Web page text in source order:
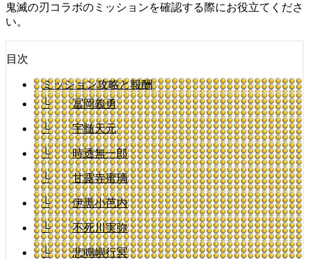
鬼滅の刃コラボのミッションを確認する際にお役立てくださ
い。
目次
ミッション攻略と報酬
└
冨岡義勇
└ 宇髄天元
└ 時透無一郎
└ 甘露寺蜜璃
└ 伊黒小芭内
└ 不死川実弥
└
悲鳴嶼行冥